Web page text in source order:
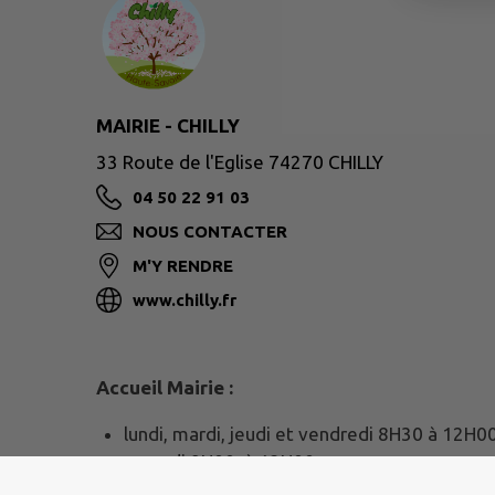
MAIRIE - CHILLY
33 Route de l'Eglise 74270 CHILLY
04 50 22 91 03
NOUS CONTACTER
M'Y RENDRE
www.chilly.fr
Accueil Mairie :
lundi, mardi, jeudi et vendredi 8H30 à
samedi 9H00 à 12H00